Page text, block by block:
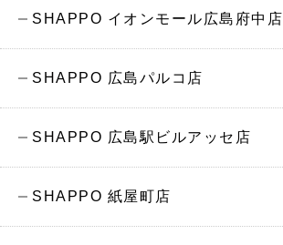
SHAPPO イオンモール広島府中店
SHAPPO 広島パルコ店
SHAPPO 広島駅ビルアッセ店
SHAPPO 紙屋町店